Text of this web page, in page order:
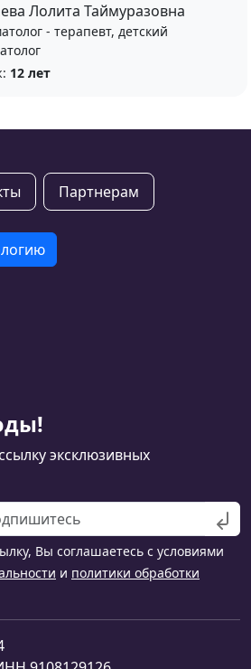
Лолита Таймуразовна
- терапевт, детский
12 лет
Партнерам
эксклюзивных
Вы соглашаетесь с условиями
и политики обработки